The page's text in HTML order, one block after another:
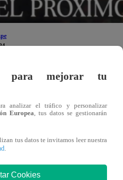
14 de Melissa, la pequeña
Semin saldrá del coma y
cómo los acreedores lo
y lo intenta convencer
tras un forcejeo entre ambos,
para mejorar tu
analizar el tráfico y personalizar
Europea, tus datos se gestionarán
tus datos te invitamos leer nuestra
.
Cookies